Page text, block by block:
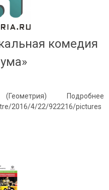
комедия
(Геометрия) Подробнее
2016/4/22/922216/pictures